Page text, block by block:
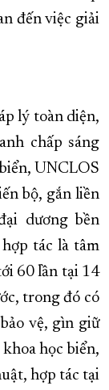
đến việc giải
lý toàn diện,
chấp sáng
UNCLOS
bộ, gắn liền
dương bền
tác là tâm
60 lần tại 14
trong đó có
vệ, gìn giữ
học biển,
hợp tác tại